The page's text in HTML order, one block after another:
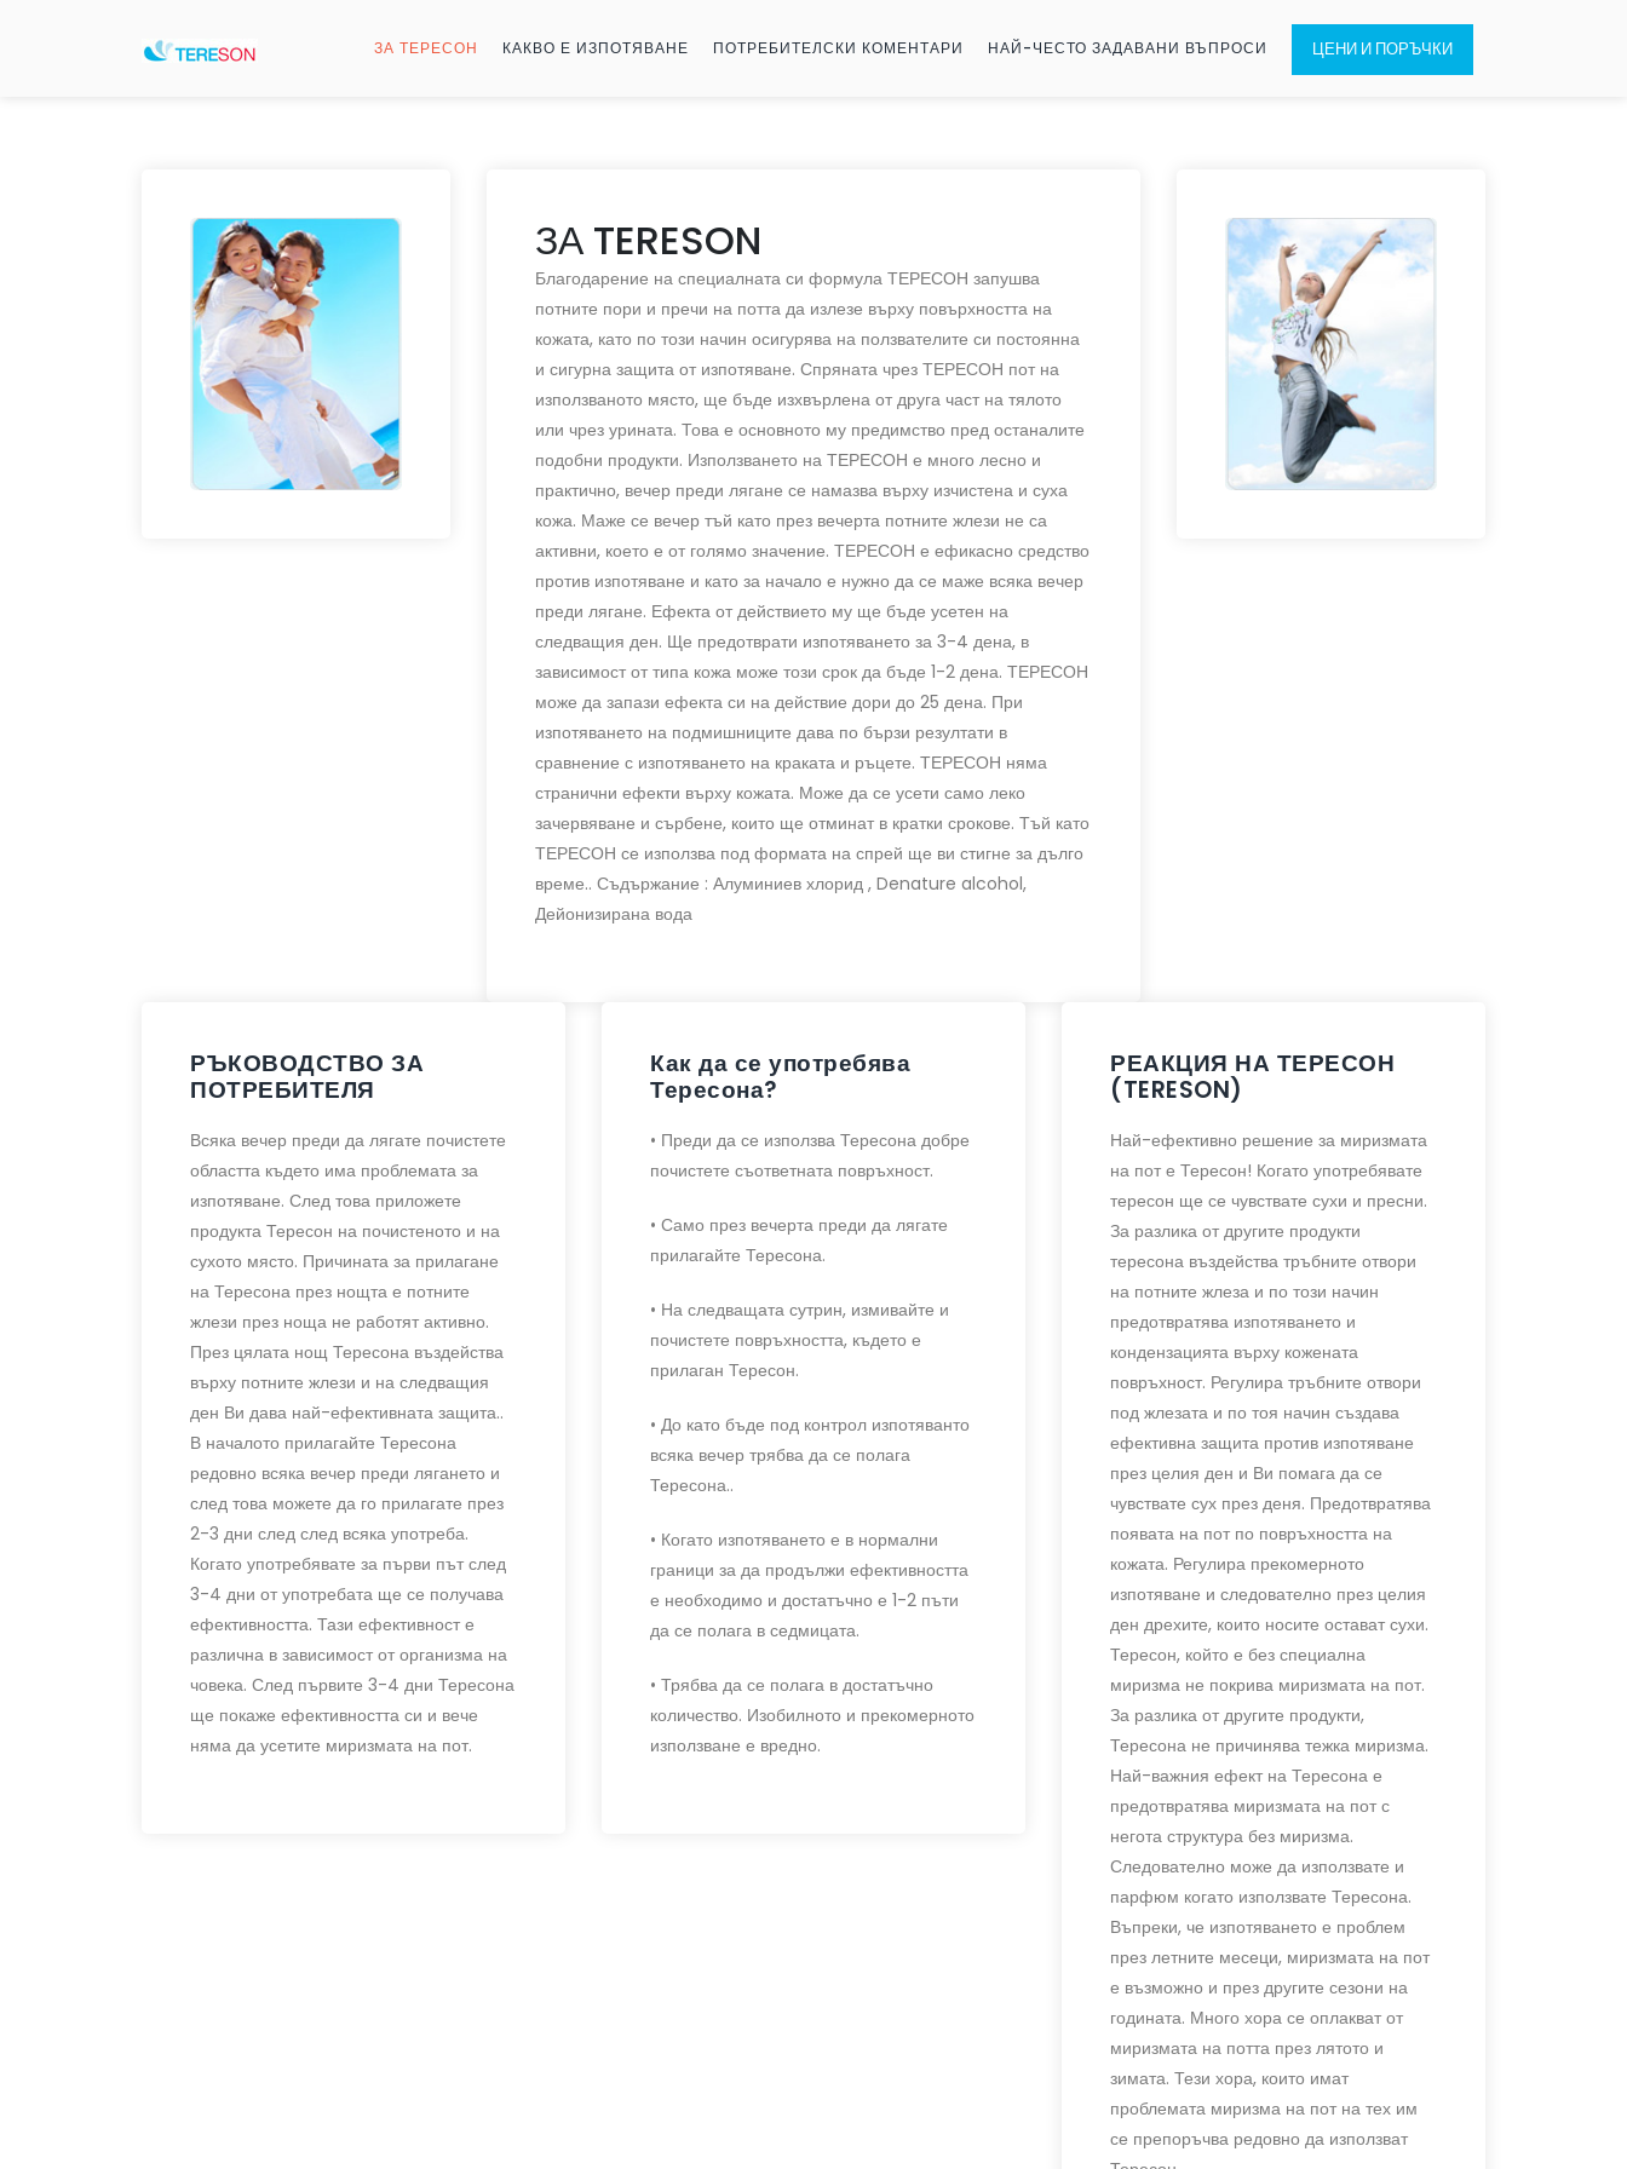
ЗА ТЕРЕСОН КАКВО Е ИЗПОТЯВАНЕ ПОТРЕБИТЕЛСКИ КОМЕНТАРИ НАЙ-ЧЕСТО ЗАДАВАНИ ВЪПРОСИ ЦЕНИ И ПОРЪЧКИ
ЗА TERESON
Благодарение на специалната си формула ТЕРЕСОН запушва
потните пори и пречи на потта да излезе върху повърхността на
кожата, като по този начин осигурява на ползвателите си постоянна
и сигурна защита от изпотяване. Спряната чрез ТЕРЕСОН пот на
използваното място, ще бъде изхвърлена от друга част на тялото
или чрез урината. Това е основното му предимство пред останалите
подобни продукти. Използването на ТЕРЕСОН е много лесно и
практично, вечер преди лягане се намазва върху изчистена и суха
кожа. Маже се вечер тъй като през вечерта потните жлези не са
активни, което е от голямо значение. ТЕРЕСОН е ефикасно средство
против изпотяване и като за начало е нужно да се маже всяка вечер
преди лягане. Ефекта от действието му ще бъде усетен на
следващия ден. Ще предотврати изпотяването за 3-4 дена, в
зависимост от типа кожа може този срок да бъде 1-2 дена. ТЕРЕСОН
може да запази ефекта си на действие дори до 25 дена. При
изпотяването на подмишниците дава по бързи резултати в
сравнение с изпотяването на краката и ръцете. ТЕРЕСОН няма
странични ефекти върху кожата. Може да се усети само леко
зачервяване и сърбене, които ще отминат в кратки срокове. Тъй като
ТЕРЕСОН се използва под формата на спрей ще ви стигне за дълго
време.. Съдържание : Алуминиев хлорид , Denature alcohol,
Дейонизирана вода
РЪКОВОДСТВО ЗА
ПОТРЕБИТЕЛЯ
Всяка вечер преди да лягате почистете
областта където има проблемата за
изпотяване. След това приложете
продукта Тересон на почистеното и на
сухото място. Причината за прилагане
на Тересона през нощта е потните
жлези през ноща не работят активно.
През цялата нощ Тересона въздейства
върху потните жлези и на следващия
ден Ви дава най-ефективната защита..
В началото прилагайте Тересона
редовно всяка вечер преди лягането и
след това можете да го прилагате през
2-3 дни след след всяка употреба.
Когато употребявате за първи път след
3-4 дни от употребата ще се получава
ефективността. Тази ефективност е
различна в зависимост от организма на
човека. След първите 3-4 дни Тересона
ще покаже ефективността си и вече
няма да усетите миризмата на пот.
Как да се употребява
Тересона?
• Преди да се използва Тересона добре
почистете съответната повръхност.
• Само през вечерта преди да лягате
прилагайте Тересона.
• На следващата сутрин, измивайте и
почистете повръхността, където е
прилаган Тересон.
• До като бъде под контрол изпотяванто
всяка вечер трябва да се полага
Тересона..
• Когато изпотяването е в нормални
граници за да продължи ефективността
е необходимо и достатъчно е 1-2 пъти
да се полага в седмицата.
• Трябва да се полага в достатъчно
количество. Изобилното и прекомерното
използване е вредно.
РЕАКЦИЯ НА ТЕРЕСОН
(TERESON)
Най-ефективно решение за миризмата
на пот е Тересон! Когато употребявате
тересон ще се чувствате сухи и пресни.
За разлика от другите продукти
тересона въздейства тръбните отвори
на потните жлеза и по този начин
предотвратява изпотяването и
кондензацията върху кожената
повръхност. Регулира тръбните отвори
под жлезата и по тоя начин създава
ефективна защита против изпотяване
през целия ден и Ви помага да се
чувствате сух през деня. Предотвратява
появата на пот по повръхността на
кожата. Регулира прекомерното
изпотяване и следователно през целия
ден дрехите, които носите остават сухи.
Тересон, който е без специална
миризма не покрива миризмата на пот.
За разлика от другите продукти,
Тересона не причинява тежка миризма.
Най-важния ефект на Тересона е
предотвратява миризмата на пот с
негота структура без миризма.
Следователно може да използвате и
парфюм когато използвате Тересона.
Въпреки, че изпотяването е проблем
през летните месеци, миризмата на пот
е възможно и през другите сезони на
годината. Много хора се оплакват от
миризмата на потта през лятото и
зимата. Тези хора, които имат
проблемата миризма на пот на тех им
се препоръчва редовно да използват